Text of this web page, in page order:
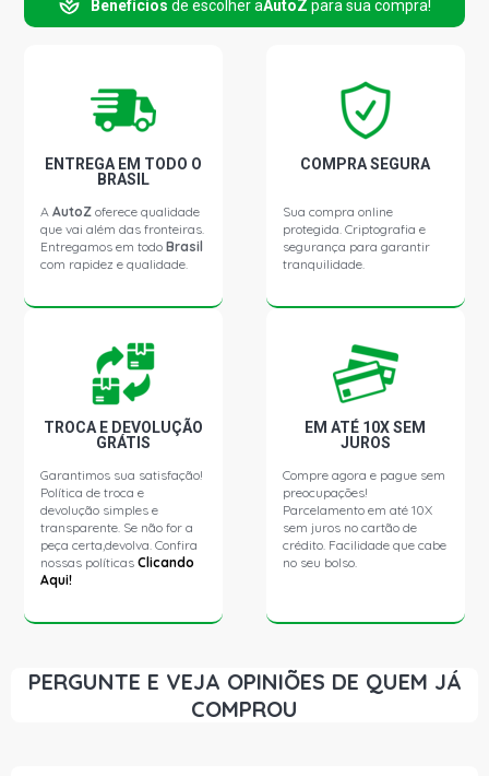
CIVIC SI SEDAN 2.0 16V GASOLINA (2007 - 2011)
CIVIC LXR SEDAN 2.0 16V FLEX ONE FLEX (2014 - 2016)
CIVIC LXL SEDAN 1.8 16V I-VTEC FLEX (2010 - 2013)
CIVIC LXS SEDAN 1.8 16V I-VTEC FLEX (2007 - 2012)
Benefícios de escolher aAutoZ para sua compra!
ENTREGA EM TODO O
BRASIL
AAutoZ oferece qualidade
que vai além das fronteiras.
Entregamos em todoBrasil
com rapidez e qualidade.
COMPRA SEGURA
Sua compra online
protegida. Criptografia e
segurança para garantir
tranquilidade.
TROCA E DEVOLUÇÃO
GRÁTIS
Garantimos sua satisfação!
Política de troca e
devolução simples e
transparente. Se não for a
peça certa,devolva. Confira
nossas políticasClicando
Aqui!
EM ATÉ 10X SEM
JUROS
Compre agora e pague sem
preocupações!
Parcelamento em até 10X
sem juros no cartão de
crédito. Facilidade que cabe
no seu bolso.
PERGUNTE E VEJA OPINIÕES DE QUEM JÁ
COMPROU